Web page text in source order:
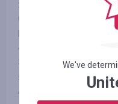
3. Wybrany przez Ciebie
Cashback (w niektórych
podział na kategorie,
4. Po realizacji płatności
zrezygnowałeś z zakupu
5. Nie korzystasz lub
AdBlock, lub inne
We've